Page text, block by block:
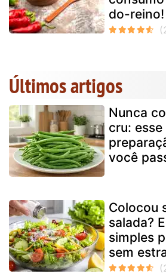
do-reino!
Últimos artigos
Nunca
cru:
você
Colocou
salada?
simples
sem